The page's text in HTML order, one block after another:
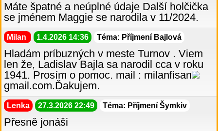
Máte špatné a neúplné údaje Další holčička
se jménem Maggie se narodila v 11/2024.
Milan 1.4.2026 14:36 Téma: Příjmení Bajlová
Hladám príbuzných v meste Turnov . Viem
len že, Ladislav Bajla sa narodil cca v roku
1941. Prosím o pomoc. mail : milanfisan
gmail.com.Ďakujem.
Lenka 27.3.2026 22:49 Téma: Příjmení Šymkiv
Přesně jonáši